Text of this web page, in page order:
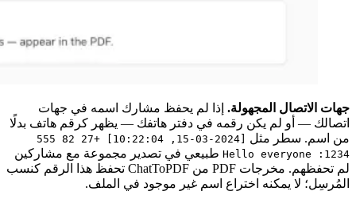
جهات الاتصال المجهولة. إذا لم يحفظ مشارك اسمه في جهات
اتصالك — أو لم يكن رقمه في دفتر هاتفك — يظهر كرقم هاتف بدلًا
من اسم. سطر مثل
[2024-03-15, 10:22:04] +27 82 555
1234: Hello everyone
طبيعي في تصدير مجموعة مع مشاركين
لم تحفظهم. مخرجات PDF من ChatToPDF تحفظ هذا الرقم كنسب
المُرسِل؛ لا يمكنه اختراع اسم غير موجود في الملف.